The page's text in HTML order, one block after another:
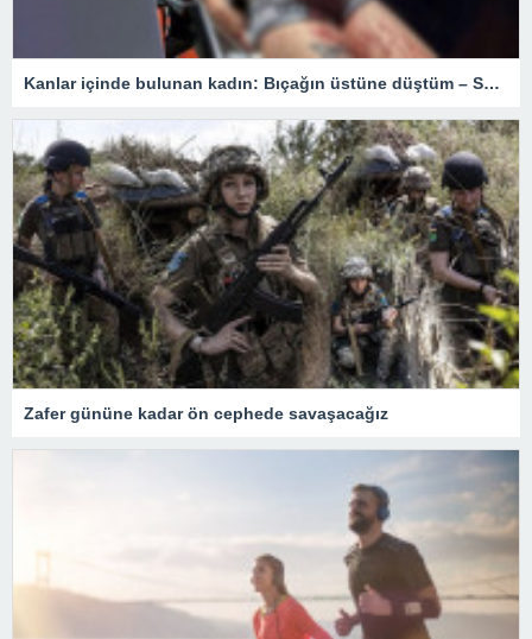
Kanlar içinde bulunan kadın: Bıçağın üstüne düştüm – Son Dakika Türkiye Haberleri
Zafer gününe kadar ön cephede savaşacağız